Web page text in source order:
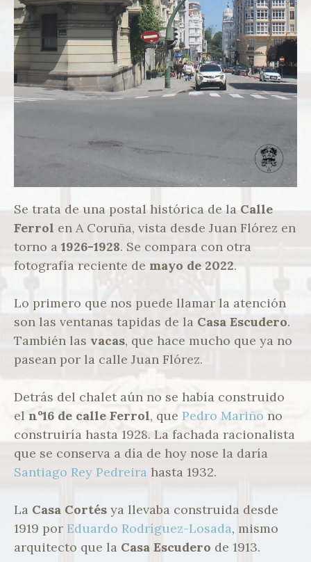
Se trata de una postal histórica de la Calle
Ferrol en A Coruña, vista desde Juan Flórez en
torno a 1926-1928. Se compara con otra
fotografía reciente de mayo de 2022.
Lo primero que nos puede llamar la atención
son las ventanas tapidas de la Casa Escudero.
También las vacas, que hace mucho que ya no
pasean por la calle Juan Flórez.
Detrás del chalet aún no se había construido
el nº16 de calle Ferrol, que Pedro Mariño no
construiría hasta 1928. La fachada racionalista
que se conserva a día de hoy nose la daría
Santiago Rey Pedreira hasta 1932.
La Casa Cortés ya llevaba construida desde
1919 por Eduardo Rodríguez-Losada, mismo
arquitecto que la Casa Escudero de 1913.